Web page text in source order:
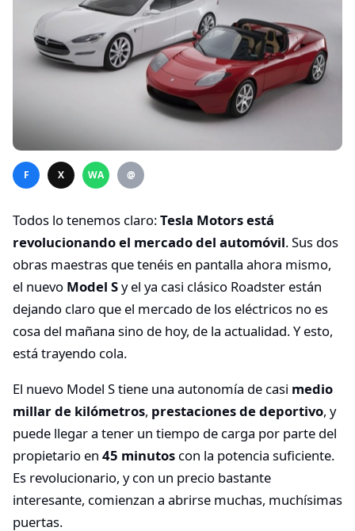
F X WA @
Todos lo tenemos claro:Tesla Motors está
revolucionando el mercado del automóvil. Sus dos
obras maestras que tenéis en pantalla ahora mismo,
el nuevo Model Sy el ya casi clásico Roadster están
dejando claro que el mercado de los eléctricos no es
cosa del mañana sino de hoy, de la actualidad. Y esto,
está trayendo cola.
El nuevo Model S tiene una autonomía de casi medio
millar de kilómetros, prestaciones de deportivo, y
puede llegar a tener un tiempo de carga por parte del
propietario en 45 minutos con la potencia suficiente.
Es revolucionario, y con un precio bastante
interesante, comienzan a abrirse muchas, muchísimas
puertas.